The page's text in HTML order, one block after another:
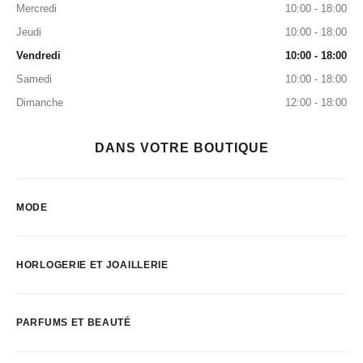
Mercredi
10:00 - 18:00
Jeudi
10:00 - 18:00
Vendredi
10:00 - 18:00
Samedi
10:00 - 18:00
Dimanche
12:00 - 18:00
DANS VOTRE BOUTIQUE
MODE
HORLOGERIE ET JOAILLERIE
PARFUMS ET BEAUTÉ